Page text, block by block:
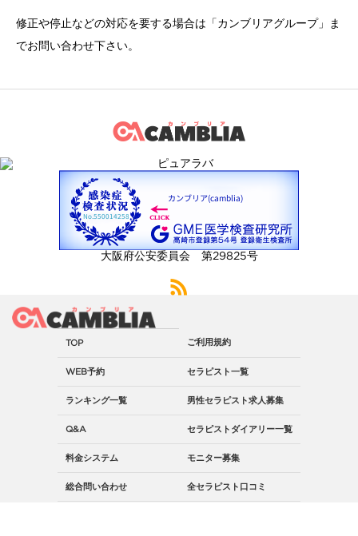
修正や停止などの対応を要する場合は「カンブリアグループ」ま
でお問い合わせ下さい。
大阪府公安委員会 第29825号
TOP ご利用規約
WEB予約 セラピスト一覧
ランキング一覧 男性セラピスト求人募集
Q&A セラピストダイアリー一覧
料金システム モニター募集
総合問い合わせ 全セラピスト口コミ